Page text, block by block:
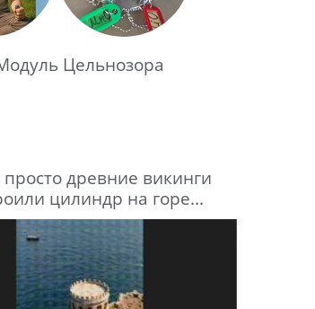
Цельнозора
просто древние викинги
цилиндр на горе...